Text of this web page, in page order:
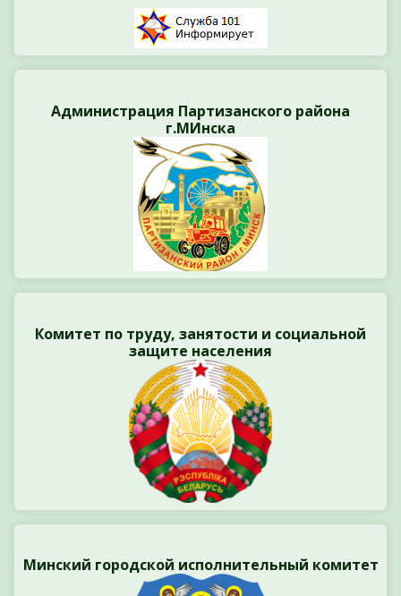
Администрация Партизанского района
г.МИнска
Комитет по труду, занятости и социальной
защите населения
Минский городской исполнительный комитет